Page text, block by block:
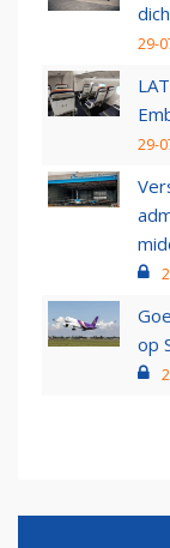
29-
29-
op